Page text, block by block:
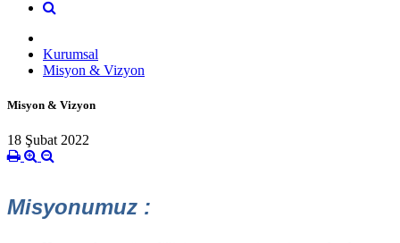
Kurumsal
Misyon & Vizyon
Misyon & Vizyon
18 Şubat 2022
Misyonumuz :